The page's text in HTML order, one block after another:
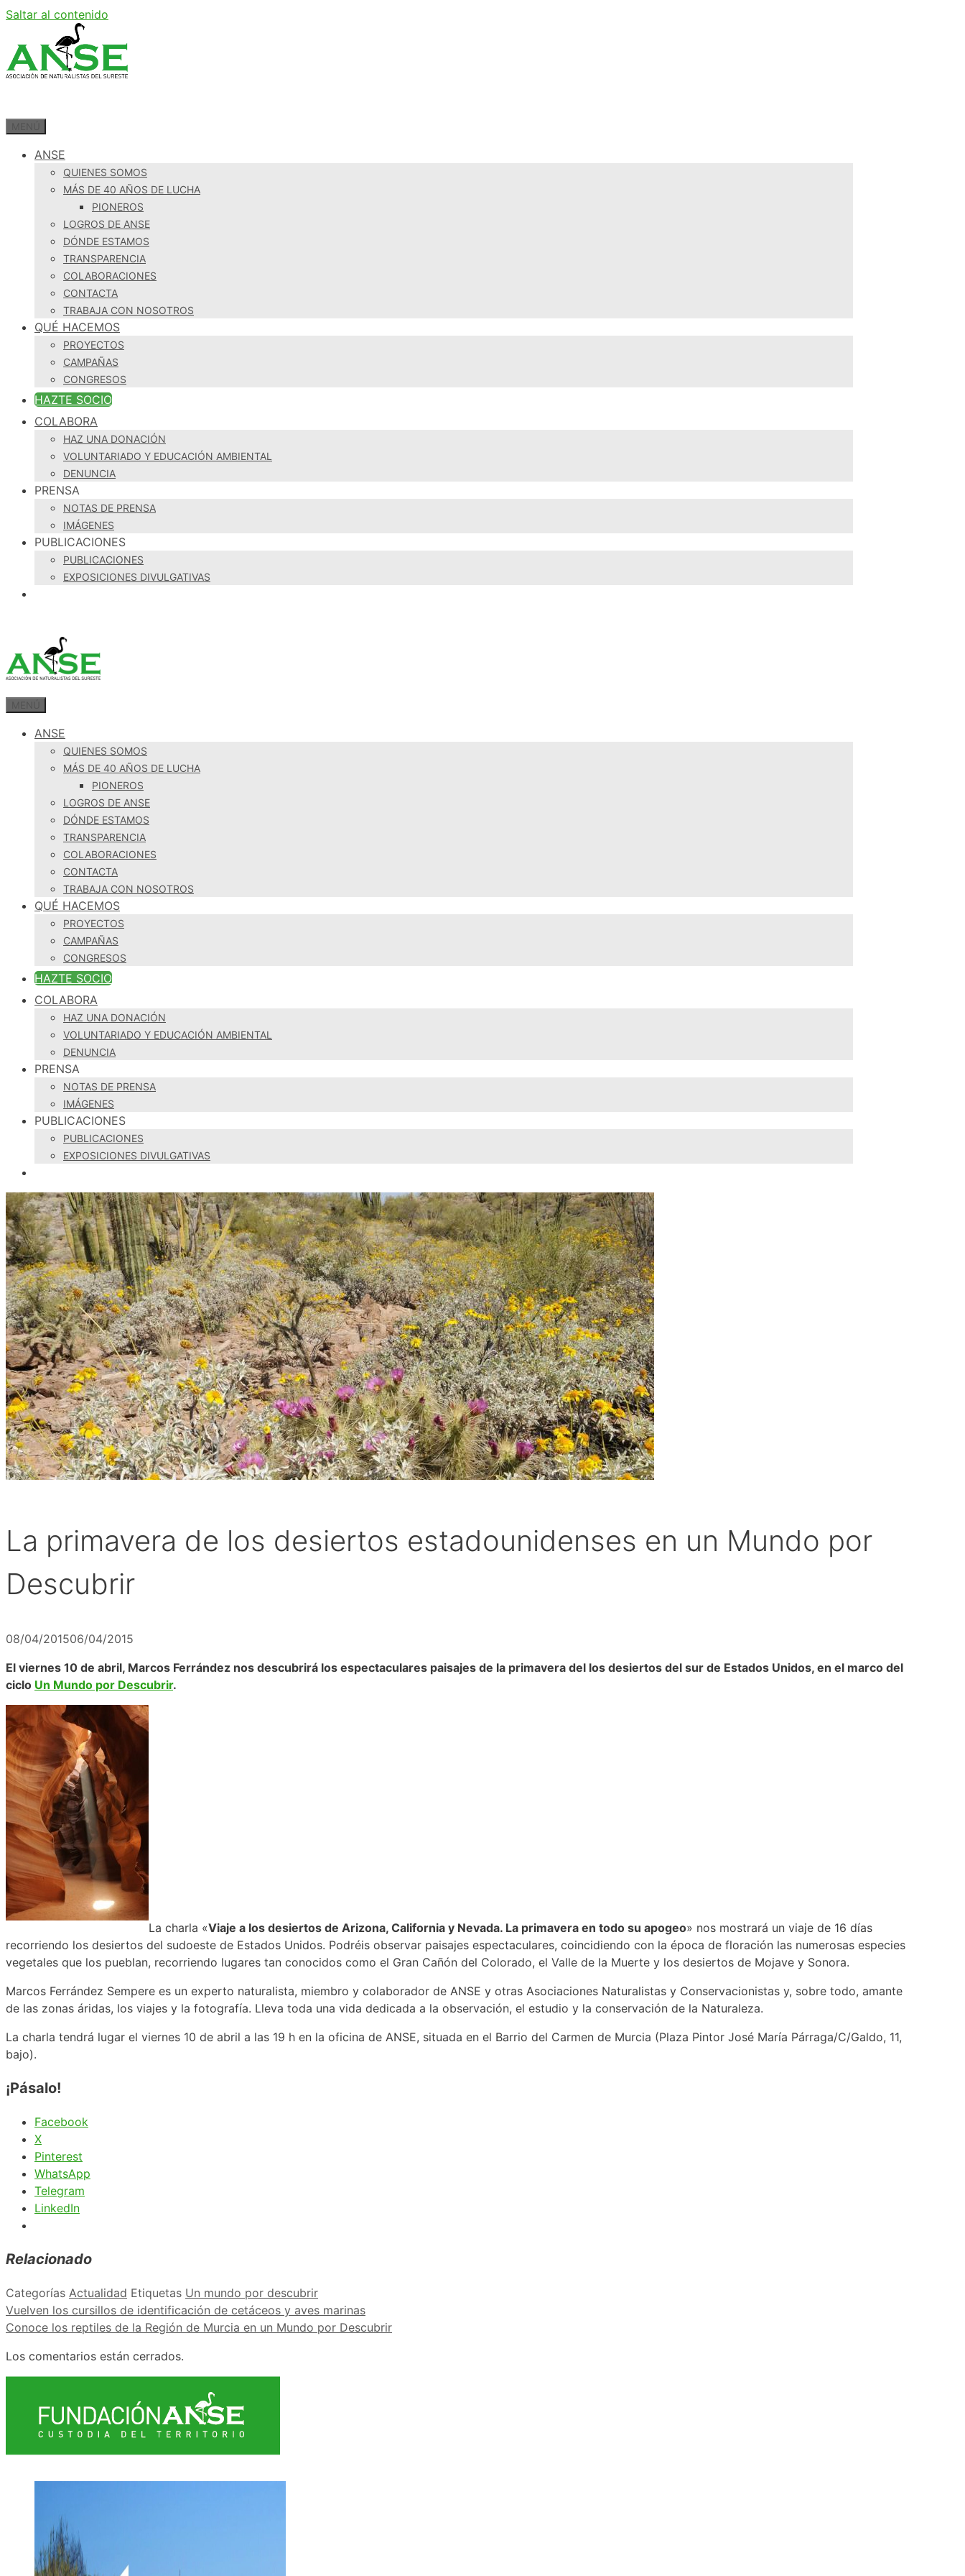
Saltar al contenido
ANSE
QUIENES SOMOS
MÁS DE 40 AÑOS DE LUCHA
PIONEROS
LOGROS DE ANSE
DÓNDE ESTAMOS
TRANSPARENCIA
COLABORACIONES
CONTACTA
TRABAJA CON NOSOTROS
QUÉ HACEMOS
PROYECTOS
CAMPAÑAS
CONGRESOS
HAZTE SOCIO
COLABORA
HAZ UNA DONACIÓN
VOLUNTARIADO Y EDUCACIÓN AMBIENTAL
DENUNCIA
PRENSA
NOTAS DE PRENSA
IMÁGENES
PUBLICACIONES
PUBLICACIONES
EXPOSICIONES DIVULGATIVAS
ANSE
QUIENES SOMOS
MÁS DE 40 AÑOS DE LUCHA
PIONEROS
LOGROS DE ANSE
DÓNDE ESTAMOS
TRANSPARENCIA
COLABORACIONES
CONTACTA
TRABAJA CON NOSOTROS
QUÉ HACEMOS
PROYECTOS
CAMPAÑAS
CONGRESOS
HAZTE SOCIO
COLABORA
HAZ UNA DONACIÓN
VOLUNTARIADO Y EDUCACIÓN AMBIENTAL
DENUNCIA
PRENSA
NOTAS DE PRENSA
IMÁGENES
PUBLICACIONES
PUBLICACIONES
EXPOSICIONES DIVULGATIVAS
La primavera de los desiertos estadounidenses en un Mundo por
Descubrir
08/04/201506/04/2015
El viernes 10 de abril, Marcos Ferrández nos descubrirá los espectaculares paisajes de la primavera del los desiertos del sur de Estados Unidos, en el marco del
ciclo Un Mundo por Descubrir.
La charla «Viaje a los desiertos de Arizona, California y Nevada. La primavera en todo su apogeo» nos mostrará un viaje de 16 días
recorriendo los desiertos del sudoeste de Estados Unidos. Podréis observar paisajes espectaculares, coincidiendo con la época de floración las numerosas especies
vegetales que los pueblan, recorriendo lugares tan conocidos como el Gran Cañón del Colorado, el Valle de la Muerte y los desiertos de Mojave y Sonora.
Marcos Ferrández Sempere es un experto naturalista, miembro y colaborador de ANSE y otras Asociaciones Naturalistas y Conservacionistas y, sobre todo, amante
de las zonas áridas, los viajes y la fotografía. Lleva toda una vida dedicada a la observación, el estudio y la conservación de la Naturaleza.
La charla tendrá lugar el viernes 10 de abril a las 19 h en la oficina de ANSE, situada en el Barrio del Carmen de Murcia (Plaza Pintor José María Párraga/C/Galdo, 11,
bajo).
¡Pásalo!
Facebook
X
Pinterest
WhatsApp
Telegram
LinkedIn
Relacionado
Categorías Actualidad Etiquetas Un mundo por descubrir
Vuelven los cursillos de identificación de cetáceos y aves marinas
Conoce los reptiles de la Región de Murcia en un Mundo por Descubrir
Los comentarios están cerrados.